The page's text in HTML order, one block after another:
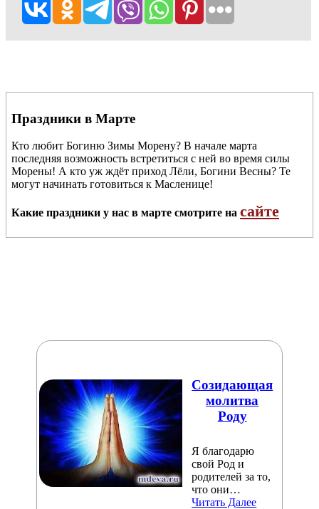
Праздники в Марте
Кто любит Богиню Зимы Морену? В начале марта
последняя возможность встретиться с ней во время силы
Морены! А кто уж ждёт приход Лёли, Богини Весны? Те
могут начинать готовиться к Масленице!
Какие праздники у нас в марте смотрите на сайте
Созидающая
молитва
Роду
Я благодарю
свой Род и
родителей за то,
что они…
Читать Далее